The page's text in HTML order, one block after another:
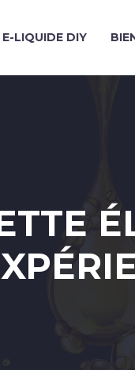
E-LIQUIDE DIY